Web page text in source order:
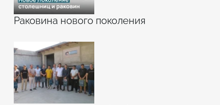
Раковина нового поколения